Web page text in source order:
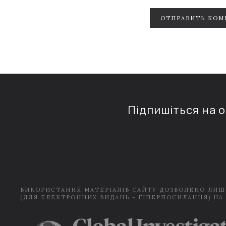
ОТПРАВИТЬ
Підпишіться на
ВИКОРИСТАННЯ МАТЕРІАЛІВ САЙТУ ДОЗВОЛЕНО
(ДЛЯ ЕЛЕКТРОННИХ ВИДАНЬ - ГІПЕРПОСИЛАННЯ) НА